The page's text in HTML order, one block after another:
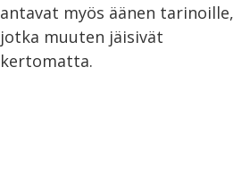
antavat myös äänen tarinoille,
jotka muuten jäisivät
kertomatta.